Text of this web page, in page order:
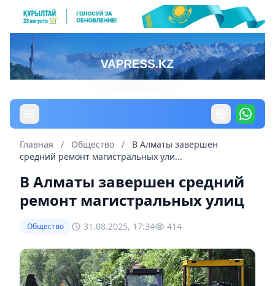
Главная / Общество /
В Алматы завершен
средний ремонт магистральных ули...
В Алматы завершен средний
ремонт магистральных улиц
Общество 31.08.2025, 17:34 414